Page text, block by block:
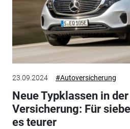
23.09.2024 #Autoversicherung
Neue Typklassen in
Versicherung: Für
es teurer